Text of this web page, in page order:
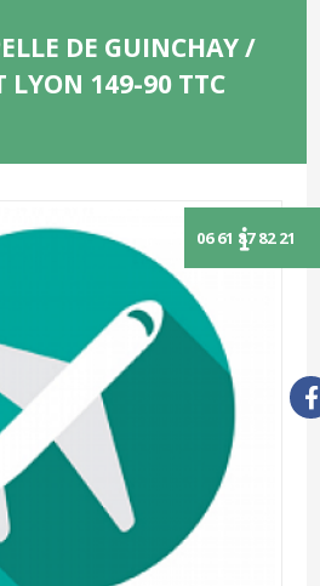
DE GUINCHAY /
LYON 149-90 TTC